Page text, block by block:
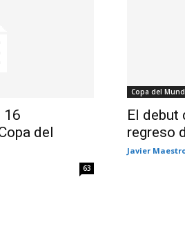
16
del
63
Copa del
El debut
regreso
Javier